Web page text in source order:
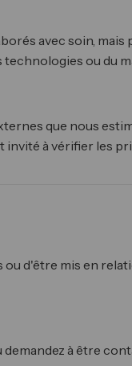
avec soin,
ou du
que nous
à vérifier les
d'être mis en
à être